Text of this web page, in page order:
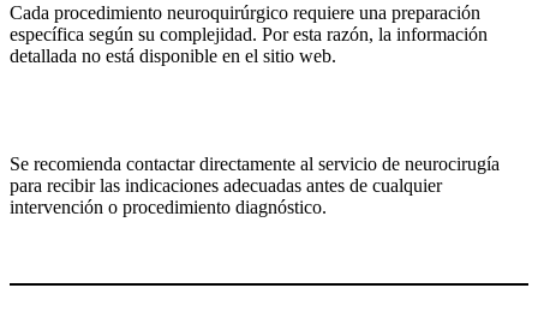
Cada procedimiento neuroquirúrgico requiere una preparación
específica según su complejidad. Por esta razón, la información
detallada no está disponible en el sitio web.
Se recomienda contactar directamente al servicio de neurocirugía
para recibir las indicaciones adecuadas antes de cualquier
intervención o procedimiento diagnóstico.